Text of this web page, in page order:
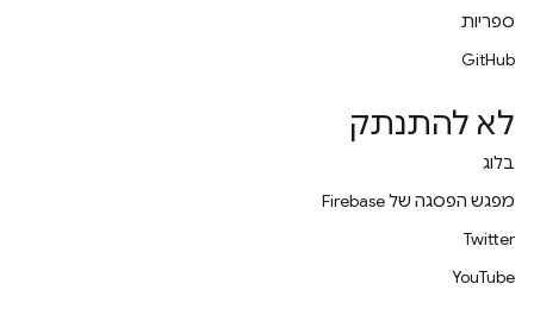
ספריות
GitHub
לא להתנתק
בלוג
מפגש הפסגה של Firebase
Twitter
YouTube